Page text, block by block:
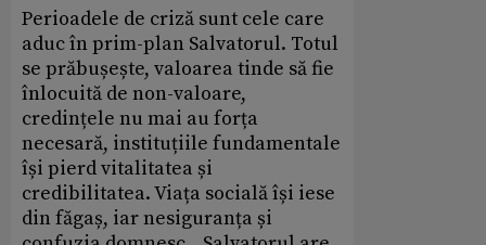
Perioadele de criză sunt cele care
aduc în prim-plan Salvatorul. Totul
se prăbușește, valoarea tinde să fie
înlocuită de non-valoare,
credințele nu mai au forța
necesară, instituțiile fundamentale
își pierd vitalitatea și
credibilitatea. Viața socială își iese
din făgaș, iar nesiguranța și